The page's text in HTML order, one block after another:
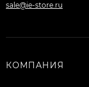
sale@ie-store.ru
КОМПАНИЯ